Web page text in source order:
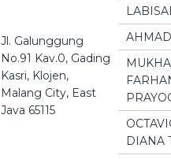
Jl. Galunggung
No.91 Kav.0, Gading
Kasri, Klojen,
Malang City, East
Java 65115
DIANA